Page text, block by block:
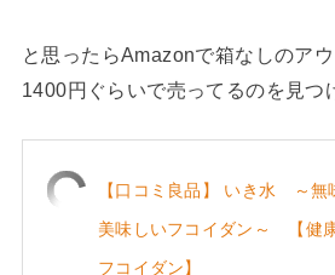
と思ったらAmazonで箱なしのア
1400円ぐらいで売ってるのを見つ
【口コミ良品】 いき水 ～無
美味しいフコイダン～ 【健
フコイダン】